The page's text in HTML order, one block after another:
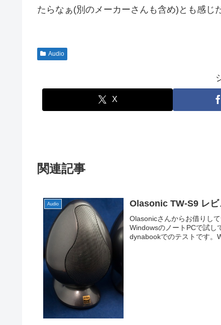
たらなぁ(別のメーカーさんも含め)とも感じ
Audio
X
関連記事
Audio Olasonic TW-S9 レビ
Olasonicさんからお借りし
WindowsのノートPCで試し
dynabookでのテストです。